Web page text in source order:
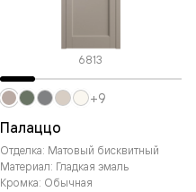
6813
Палаццо
Отделка: Матовый бисквитный
Материал: Гладкая эмаль
Кромка: Обычная
+9